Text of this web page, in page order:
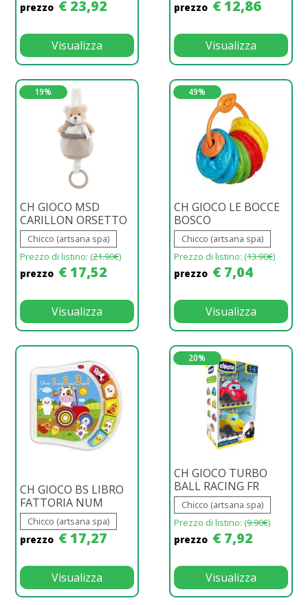
prezzo € 23,92
Visualizza
prezzo € 12,86
Visualizza
19%
CH GIOCO MSD
CARILLON ORSETTO
Chicco (artsana spa)
Prezzo di listino: (21.90€)
prezzo € 17,52
Visualizza
49%
CH GIOCO LE BOCCE
BOSCO
Chicco (artsana spa)
Prezzo di listino: (13.90€)
prezzo € 7,04
Visualizza
CH GIOCO BS LIBRO
FATTORIA NUM
Chicco (artsana spa)
prezzo € 17,27
Visualizza
20%
CH GIOCO TURBO
BALL RACING FR
Chicco (artsana spa)
Prezzo di listino: (9.90€)
prezzo € 7,92
Visualizza